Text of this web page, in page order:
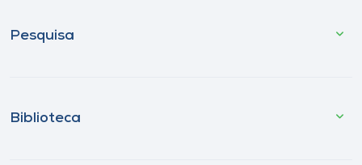
Pesquisa
Biblioteca